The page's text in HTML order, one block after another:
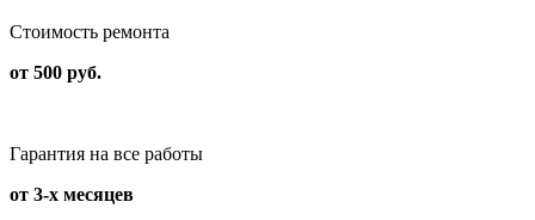
Стоимость ремонта
от 500 руб.
Гарантия на все работы
от 3-х месяцев